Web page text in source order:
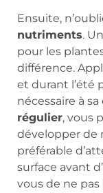
Ensuite,
nutriments.
pour les
différence.
et durant l’été
nécessaire à
régulier, vous
développer de
préférable
surface avant
vous de ne pas